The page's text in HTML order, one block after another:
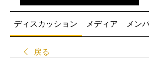
ディスカッション メディア メンバー
戻る